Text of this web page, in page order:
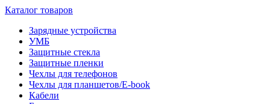
Каталог товаров
Зарядные устройства
УМБ
Защитные стекла
Защитные пленки
Чехлы для телефонов
Чехлы для планшетов/E-book
Кабели